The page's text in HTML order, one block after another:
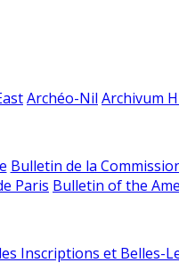
Archéo-Nil Archivum
Bulletin de la
Paris Bulletin of the
Inscriptions et Belles-